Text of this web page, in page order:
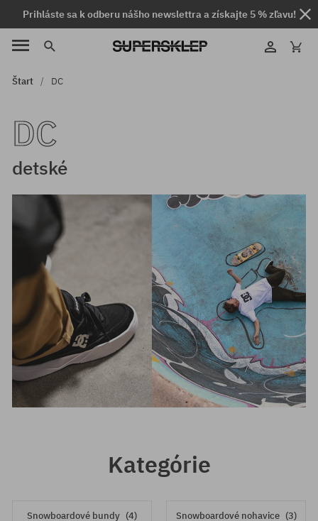
Prihláste sa k odberu nášho newslettra a získajte 5 % zľavu!
Štart DC
DC
detské
Kategórie
Snowboardové bundy (4) Snowboardové nohavice (3)